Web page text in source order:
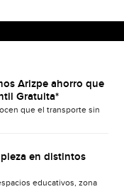
Arizpe ahorro que
Gratuita*
que el transporte sin
en distintos
educativos, zona